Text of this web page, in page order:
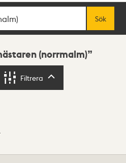
Sök
(norrmalm)
Filtrera